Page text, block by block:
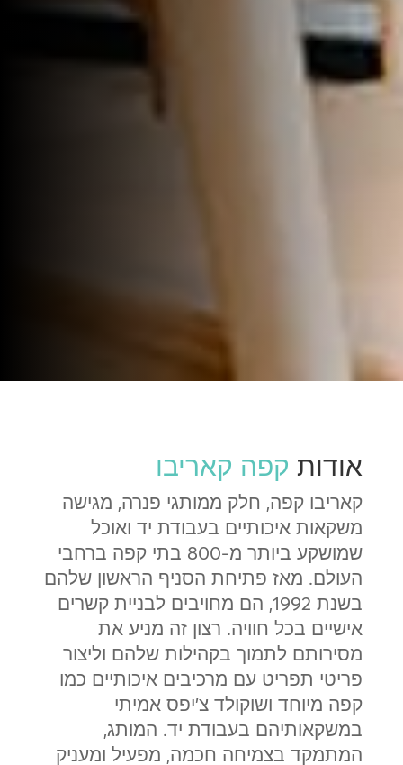
אודות קפה קאריבו
קאריבו קפה, חלק ממותגי פנרה, מגישה
משקאות איכותיים בעבודת יד ואוכל
שמושקע ביותר מ-800 בתי קפה ברחבי
העולם. מאז פתיחת הסניף הראשון שלהם
בשנת 1992, הם מחויבים לבניית קשרים
אישיים בכל חוויה. רצון זה מניע את
מסירותם לתמוך בקהילות שלהם וליצור
פריטי תפריט עם מרכיבים איכותיים כמו
קפה מיוחד ושוקולד צ'יפס אמיתי
במשקאותיהם בעבודת יד. המותג,
המתמקד בצמיחה חכמה, מפעיל ומעניק